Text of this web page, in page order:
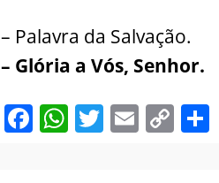
– Palavra da Salvação.
– Glória a Vós, Senhor.
F W T E C